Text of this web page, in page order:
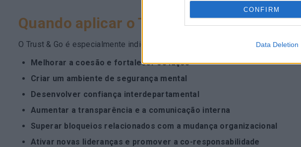
CONFIRM
Data Deletion
Quando aplicar o Team Building Trust &
O Trust & Go é especialmente indicado para equipas que precisam de:
Melhorar a coesão e fortalecer os laços
Criar um ambiente de segurança mental
Desenvolver confiança interdepartamental
Aumentar a transparência e a comunicação interna
Superar bloqueios relacionados com a mudança organizacional
Ativar novas lideranças e promover a co-responsabilidade